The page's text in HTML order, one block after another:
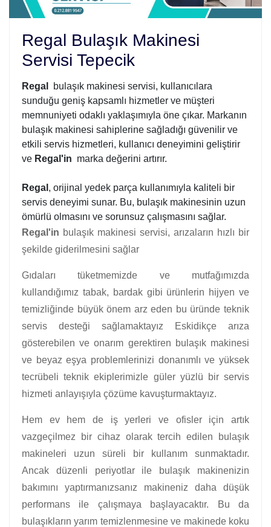
Regal Bulaşık Makinesi
Servisi Tepecik
Regal
bulaşık makinesi servisi, kullanıcılara
sunduğu geniş kapsamlı hizmetler ve müşteri
memnuniyeti odaklı yaklaşımıyla öne çıkar. Markanın
bulaşık makinesi sahiplerine sağladığı güvenilir ve
etkili servis hizmetleri, kullanıcı deneyimini geliştirir
ve Regal'in marka değerini artırır.
Regal , orijinal yedek parça kullanımıyla kaliteli bir
servis deneyimi sunar. Bu, bulaşık makinesinin uzun
ömürlü olmasını ve sorunsuz çalışmasını sağlar.
Regal'in bulaşık makinesi servisi, arızaların hızlı bir
şekilde giderilmesini sağlar
Gıdaları tüketmemizde ve mutfağımızda
kullandığımız tabak, bardak gibi ürünlerin hijyen ve
temizliğinde büyük önem arz eden bu üründe teknik
servis desteği sağlamaktayız Eskidikçe arıza
gösterebilen ve onarım gerektiren bulaşık makinesi
ve beyaz eşya problemlerinizi donanımlı ve yüksek
tecrübeli teknik ekiplerimizle güler yüzlü bir servis
hizmeti anlayışıyla çözüme kavuşturmaktayız.
Hem ev hem de iş yerleri ve ofisler için artık
vazgeçilmez bir cihaz olarak tercih edilen bulaşık
makineleri uzun süreli bir kullanım sunmaktadır.
Ancak düzenli periyotlar ile bulaşık makinenizin
bakımını yaptırmanızsanız makineniz daha düşük
performans ile çalışmaya başlayacaktır. Bu da
bulaşıkların yarım temizlenmesine ve makinede koku